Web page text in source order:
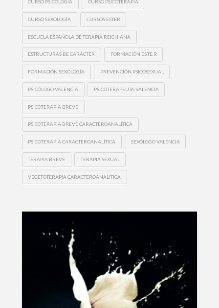
CURSO PSICOLOGÍA CURSO PSICOTERAPIA
CURSO SEXOLOGÍA CURSOS ESTER
ESCUELA ESPAÑOLA DE TERAPIA REICHIANA
ESTRUCTURAS DE CARÁCTER FORMACIÓN ES.TE.R
FORMACIÓN SEXOLOGÍA PREVENCIÓN PSICOSEXUAL
PSICÓLOGO VALENCIA PSICOTERAPEUTA VALENCIA
PSICOTERAPIA BREVE
PSICOTERAPIA BREVE CARACTEROANALÍTICA
PSICOTERAPIA CARACTEROANALÍTICA SEXÓLOGO VALENCIA
TERAPIA BREVE TERAPIA SEXUAL
VEGETOTERAPIA CARACTEROANALÍTICA